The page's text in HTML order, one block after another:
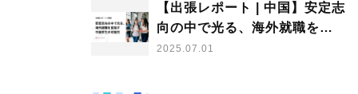
【出張レポート | 中国】安定志
向の中で光る、海外就職を目
指す中国学生の可能性
2025.07.01